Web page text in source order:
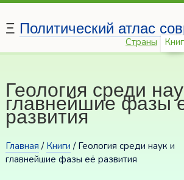
Ξ Политический атлас
Страны
Геология среди
главнейшие фазы
развития
Главная / Книги / Геология среди наук и
главнейшие фазы её развития